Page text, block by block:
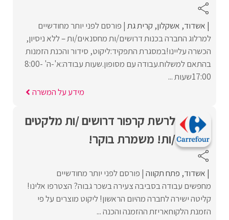
אשדוד אשקלון קרית גת פורסם לפני יותר מחודשיים
למרלוג החברה בכנות דרושים/ות מחסנאים/ות – ללא ניסיון,
הכשרה עליינו!במסגרת התפקיד:ליקוט, סידור והכנת הזמנות
בהתאם למשלוח.עבודה עם מסופון.שעות עבודה:א'-ה' 8:00-
17:00שעות ...
מידע על המשרה
לרשת קרפור דרושים /ות מלקטים
/ות! משמרת בוקר!
אשדוד פתח תקווה פורסם לפני יותר מחודשיים
מחפשים עבודה בסביבה צעירה בשכר גבוה? הצטרפו אלינו!
קליטה ישירה לחברה מהיום הראשון! ליקוט מוצרים על פי
הזמנת הלקוחאריזת ההזמנה והכנה ...